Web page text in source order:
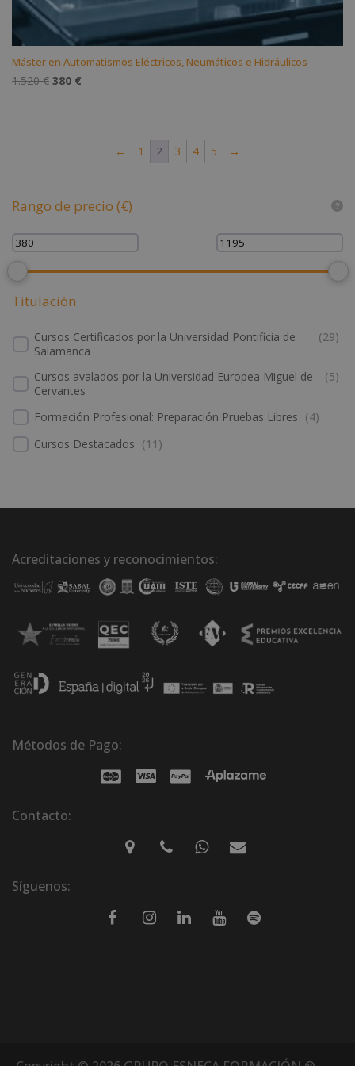
Máster en Automatismos Eléctricos, Neumáticos e Hidráulicos
1.520€ El
380 €
← 1 2 3 4 5 →
Rango de precio (€)
Titulación
Cursos Certificados por la Universidad Pontificia de
Salamanca
(29)
Cursos avalados por la Universidad Europea Miguel de
Cervantes
(5)
Formación Profesional: Preparación Pruebas Libres (4)
Cursos Destacados (11 )
Acreditaciones y reconocimientos:
Métodos de Pago:
Contacto:
Síguenos: